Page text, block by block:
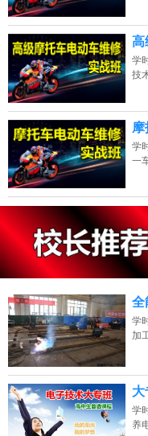
高
学
技
摩
学
一
点击免费咨询电话：
全
学
加
大
学
养